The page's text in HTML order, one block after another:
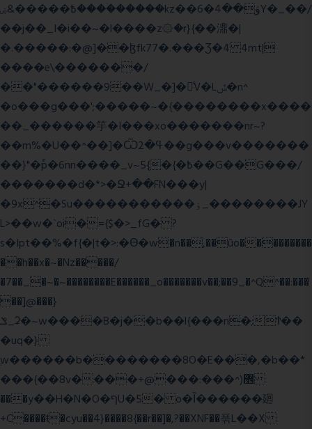
߿�����&ۻ����ۛ�����kz��ۋ��4�6Y�_��/
��j��_I�i��~�l����z۞�r}{��濎�|
�.�����:�@]��ɮfk77�.���Ʒ�4 4mt|
����e\�������/
��"������9��W_�]�ͮV�Lݽ�n^
�o���g���';�����~�{��������x����
��_������竽�I���xo�������nr~?
��m%�U��^��]�Ѿߟ�2��g���v�������
��}"�ٗp�6nn����_v~5{�{�߿��G��G���/
�������d�*>�Ջ+��FN���y|
�9x^�Su�����������ۏ_��������JY
L>��w�ˋoi�={$�>_fG� ?
s�Ipt��%�f{�|t�>:�ϴ�w�n��,��ûo���������
��h��x�~�Nz�����/
�7��_�~�~��������E������_o�������v��;��9_�^Q^��:���
��]@���}
ݏ_ʡ�~w����B�j��b��l{���n�;Ϯ��
�uq�}
ֲw������b��������8O�E���,�b��*
���{��8v����+@���:���^)޾
���y��H�N�O�ףU�5� o�Ȉ������廻
+C����ŧ�cyu��4}����8{��r��]�,?��XNF��푺L��X